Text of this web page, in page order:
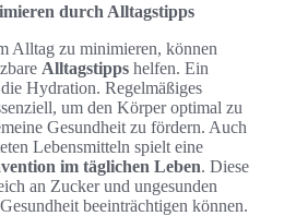
durch Alltagstipps
Alltag zu minimieren, können
Alltagstipps helfen. Ein
Hydration. Regelmäßiges
um den Körper optimal zu
Gesundheit zu fördern. Auch
Lebensmitteln spielt eine
im täglichen Leben. Diese
an Zucker und ungesunden
beeinträchtigen können.